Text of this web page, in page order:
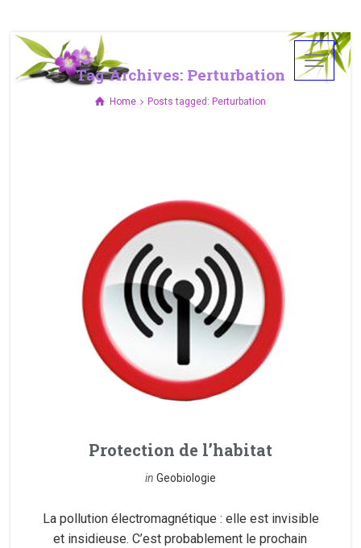
Tag Archives: Perturbation
Home Posts tagged: Perturbation
Protection de l’habitat
in Geobiologie
La pollution électromagnétique : elle est invisible
et insidieuse. C’est probablement le prochain